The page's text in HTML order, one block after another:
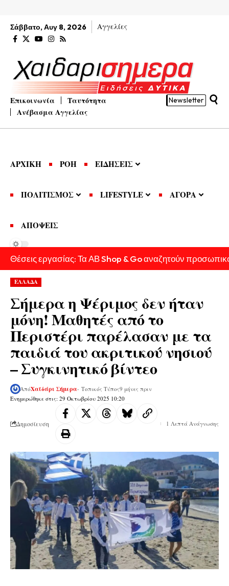
Σάββατο, Αυγ 8, 2026 Αγγελίες
Επικοινωνία
Ταυτότητα
Ανέβασμα Αγγελίας
Newsletter
ΑΡΧΙΚΗ ΡΟΗ ΕΙΔΗΣΕΙΣ
ΠΟΛΙΤΙΣΜΟΣ LIFESTYLE ΑΓΟΡΑ
ΑΠΟΨΕΙΣ
Θέσεις εργασίας: Τα ΑΒ Shop & Go αναζητούν
ΕΛΛΑΔΑ
Σήμερα η Ψέριμος δεν ήταν
μόνη! Μαθητές από το
Περιστέρι παρέλασαν με τα
παιδιά του ακριτικού νησιού
– Συγκινητικό βίντεο
Ενημερώθηκε στις: 29 Οκτωβρίου 2025 10:20
ΑπόΧαϊδάρι Σήμερα- Τοπικός Τύπος9 μήνες πριν
Δημοσίευση 1 Λεπτά Ανάγνωσης